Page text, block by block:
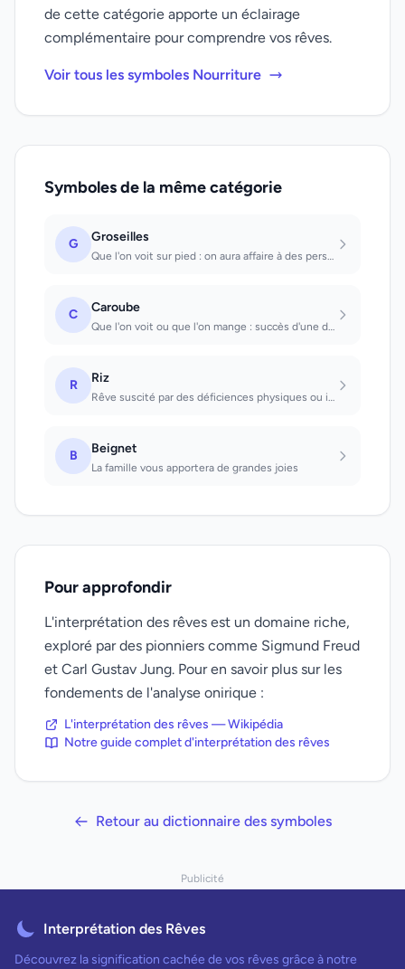
de cette catégorie apporte un éclairage
complémentaire pour comprendre vos rêves.
Voir tous les symboles Nourriture
Symboles de la même catégorie
G Groseilles
Que l'on voit sur pied : on aura affaire à des personnes franches. Dont on casse...
C Caroube
Que l'on voit ou que l'on mange : succès d'une déclaration amoureuse.
R Riz
Rêve suscité par des déficiences physiques ou intellectuelles. Que l'on voit, pr...
B Beignet
La famille vous apportera de grandes joies
Pour approfondir
L'interprétation des rêves est un domaine riche,
exploré par des pionniers comme Sigmund Freud
et Carl Gustav Jung. Pour en savoir plus sur les
fondements de l'analyse onirique :
L'interprétation des rêves — Wikipédia
Notre guide complet d'interprétation des rêves
Retour au dictionnaire des symboles
Publicité
Interprétation des Rêves
Découvrez la signification cachée de vos rêves grâce à notre